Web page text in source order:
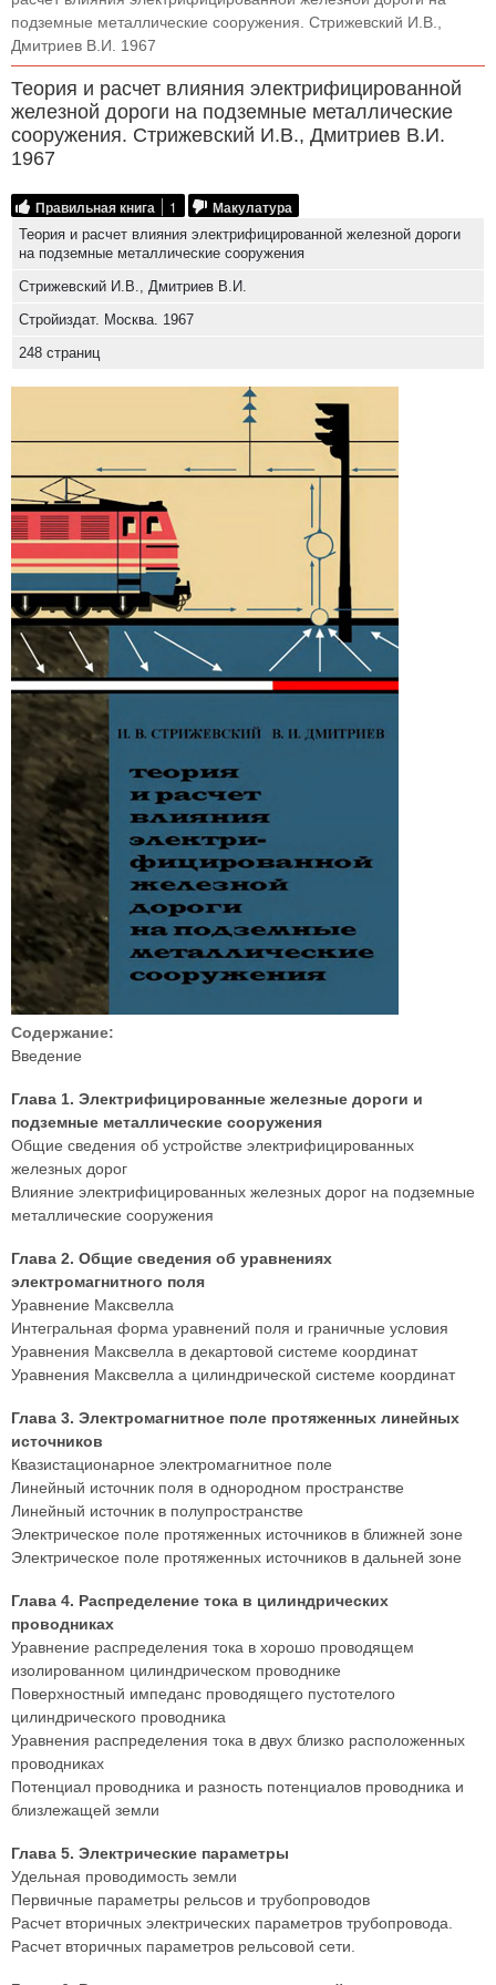
подземные металлические сооружения. Стрижевский И.В.,
Дмитриев В.И. 1967
Теория и расчет влияния электрифицированной
железной дороги на подземные металлические
сооружения. Стрижевский И.В., Дмитриев В.И.
1967
Правильная книга 1 Макулатура
Теория и расчет влияния электрифицированной железной дороги
на подземные металлические сооружения
Стрижевский И.В., Дмитриев В.И.
Стройиздат. Москва. 1967
248 страниц
Содержание:
Введение
Глава 1. Электрифицированные железные дороги и
подземные металлические сооружения
Общие сведения об устройстве электрифицированных
железных дорог
Влияние электрифицированных железных дорог на подземные
металлические сооружения
Глава 2. Общие сведения об уравнениях
электромагнитного поля
Уравнение Максвелла
Интегральная форма уравнений поля и граничные условия
Уравнения Максвелла в декартовой системе координат
Уравнения Максвелла а цилиндрической системе координат
Глава 3. Электромагнитное поле протяженных линейных
источников
Квазистационарное электромагнитное поле
Линейный источник поля в однородном пространстве
Линейный источник в полупространстве
Электрическое поле протяженных источников в ближней зоне
Электрическое поле протяженных источников в дальней зоне
Глава 4. Распределение тока в цилиндрических
проводниках
Уравнение распределения тока в хорошо проводящем
изолированном цилиндрическом проводнике
Поверхностный импеданс проводящего пустотелого
цилиндрического проводника
Уравнения распределения тока в двух близко расположенных
проводниках
Потенциал проводника и разность потенциалов проводника и
близлежащей земли
Глава 5. Электрические параметры
Удельная проводимость земли
Первичные параметры рельсов и трубопроводов
Расчет вторичных электрических параметров трубопровода.
Расчет вторичных параметров рельсовой сети.